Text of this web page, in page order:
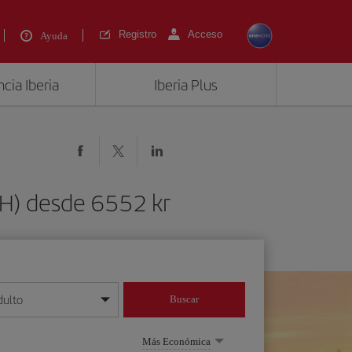
Ayuda Registro Acceso
Iberia Iberia Plus
desde 6552 kr
mes/año
Buscar
Más Económica